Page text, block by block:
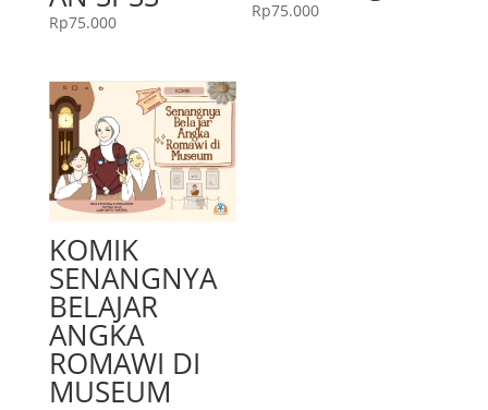
Rp75.000
Rp75.000
KOMIK
SENANGNYA
BELAJAR
ANGKA
ROMAWI DI
MUSEUM